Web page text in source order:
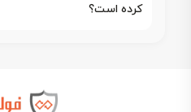
کرده است؟